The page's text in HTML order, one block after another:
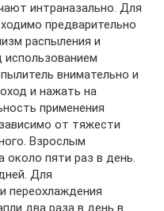
интраназально. Для
предварительно
распыления и
внимательно и
и нажать на
применения
от тяжести
Взрослым
около пяти раз в день.
Для
переохлаждения
два раза в день в